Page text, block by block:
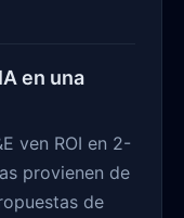
en una
ven ROI en 2-
provienen de
de